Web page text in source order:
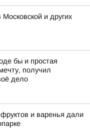
и других
бы и простая
получил
дело
и варенья дали